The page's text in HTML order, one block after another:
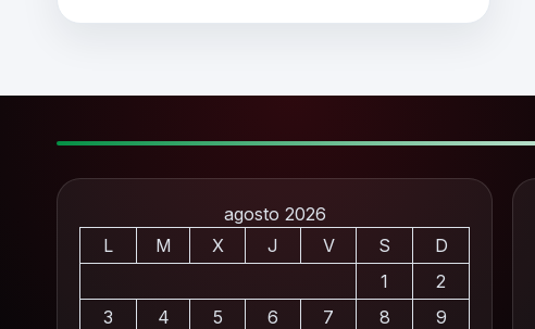
agosto 2026
L
M X J V S
D
1
2
3
4 5 6 7 8
9